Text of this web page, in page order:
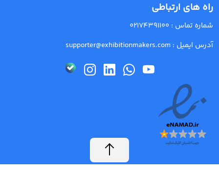
راه های ارتباطی
شماره تماس : 02174391100
آدرس ایمیل : supporter@exhibitionmakers.com